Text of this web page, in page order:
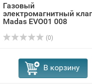
Газовый
электромагнитный
Madas EVО01 008
(0)
В корзину